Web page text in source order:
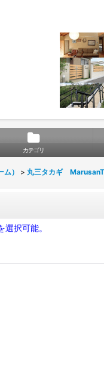
カテゴリ
） > 丸三タカギ
択可能。